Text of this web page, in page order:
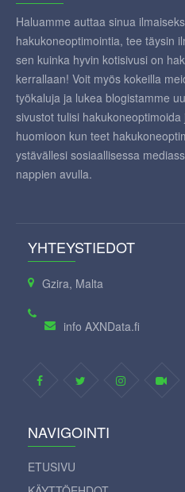
Haluamme auttaa sinua
hakukoneoptimointia, tee täysin
sen kuinka hyvin kotisivusi on
kerrallaan! Voit myös kokeilla
työkaluja ja lukea blogistamme
sivustot tulisi
huomioon kun teet
ystävällesi sosiaallisessa
nappien avulla.
YHTEYSTIEDOT
Gzira, Malta
info AXNData.fi
NAVIGOINTI
ETUSIVU